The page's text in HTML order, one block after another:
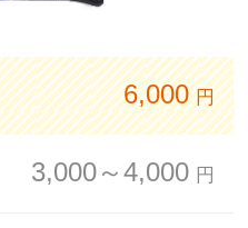
6,000 円
3,000～4,000 円